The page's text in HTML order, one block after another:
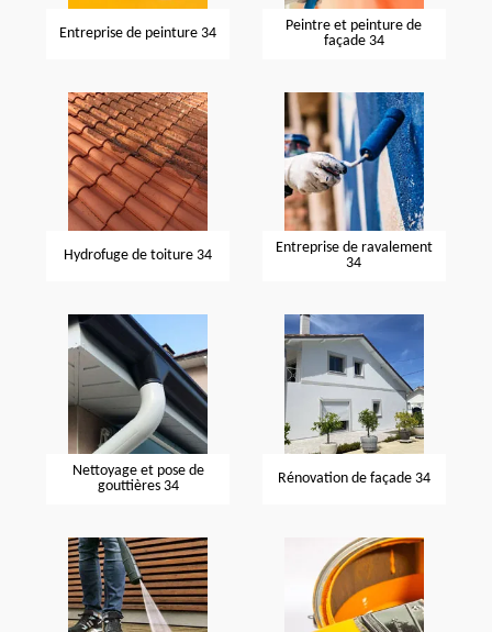
Entreprise de peinture 34
Peintre et peinture de
façade 34
Hydrofuge de toiture 34
Entreprise de ravalement
34
Nettoyage et pose de
gouttières 34
Rénovation de façade 34